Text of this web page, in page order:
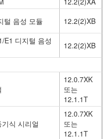
털 음성 모듈
12.2(2)XB
E1 디지털 음성
12.2(2)XB
12.0.7XK
또는
12.1.1T
식 시리얼
12.0.7XK
또는
12.1.1T